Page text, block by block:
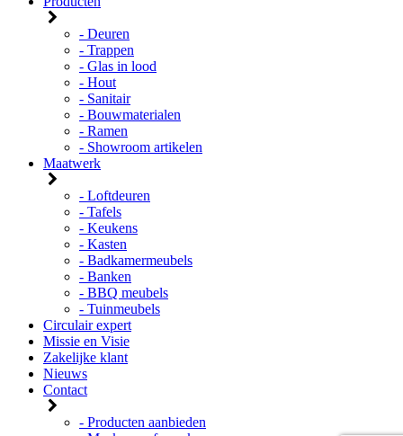
- Deuren
- Trappen
- Glas in lood
- Hout
- Sanitair
- Bouwmaterialen
- Ramen
- Showroom artikelen
Maatwerk
- Loftdeuren
- Tafels
- Keukens
- Kasten
- Badkamermeubels
- Banken
- BBQ meubels
- Tuinmeubels
Circulair expert
Missie en Visie
Zakelijke klant
Nieuws
Contact
- Producten aanbieden